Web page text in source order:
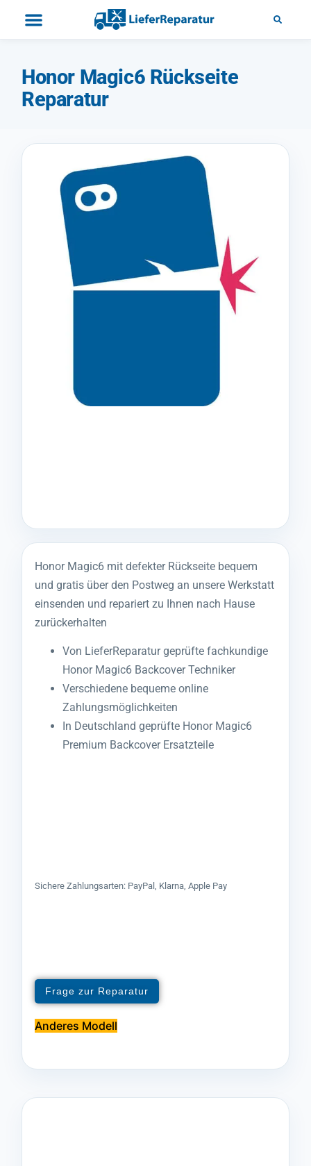
Honor Magic6 Rückseite
Reparatur
Honor Magic6 mit defekter Rückseite bequem
und gratis über den Postweg an unsere Werkstatt
einsenden und repariert zu Ihnen nach Hause
zurückerhalten
Von LieferReparatur geprüfte fachkundige
Honor Magic6 Backcover Techniker
Verschiedene bequeme online
Zahlungsmöglichkeiten
In Deutschland geprüfte Honor Magic6
Premium Backcover Ersatzteile
Sichere Zahlungsarten: PayPal, Klarna, Apple Pay
Frage zur Reparatur
Anderes Modell